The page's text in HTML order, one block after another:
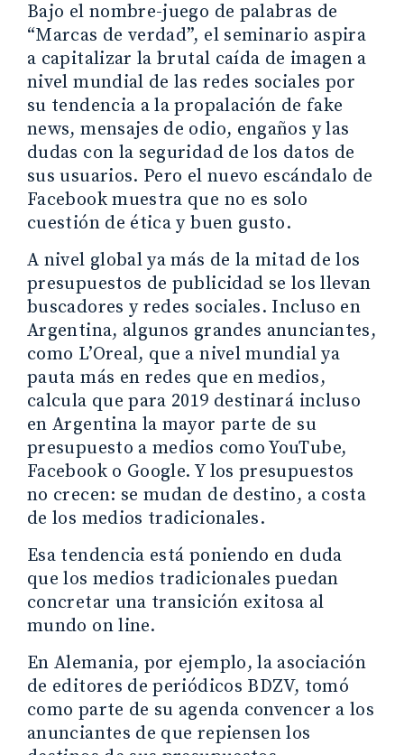
Bajo el nombre-juego de palabras de
“Marcas de verdad”, el seminario aspira
a capitalizar la brutal caída de imagen a
nivel mundial de las redes sociales por
su tendencia a la propalación de fake
news, mensajes de odio, engaños y las
dudas con la seguridad de los datos de
sus usuarios. Pero el nuevo escándalo de
Facebook muestra que no es solo
cuestión de ética y buen gusto.
A nivel global ya más de la mitad de los
presupuestos de publicidad se los llevan
buscadores y redes sociales. Incluso en
Argentina, algunos grandes anunciantes,
como L’Oreal, que a nivel mundial ya
pauta más en redes que en medios,
calcula que para 2019 destinará incluso
en Argentina la mayor parte de su
presupuesto a medios como YouTube,
Facebook o Google. Y los presupuestos
no crecen: se mudan de destino, a costa
de los medios tradicionales.
Esa tendencia está poniendo en duda
que los medios tradicionales puedan
concretar una transición exitosa al
mundo on line.
En Alemania, por ejemplo, la asociación
de editores de periódicos BDZV, tomó
como parte de su agenda convencer a los
anunciantes de que repiensen los